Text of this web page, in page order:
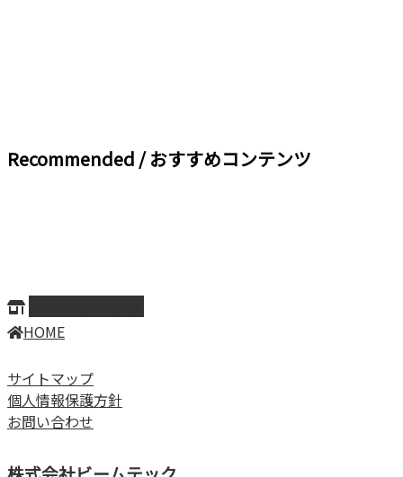
Recommended / おすすめコンテンツ
HOME
サイトマップ
個人情報保護方針
お問い合わせ